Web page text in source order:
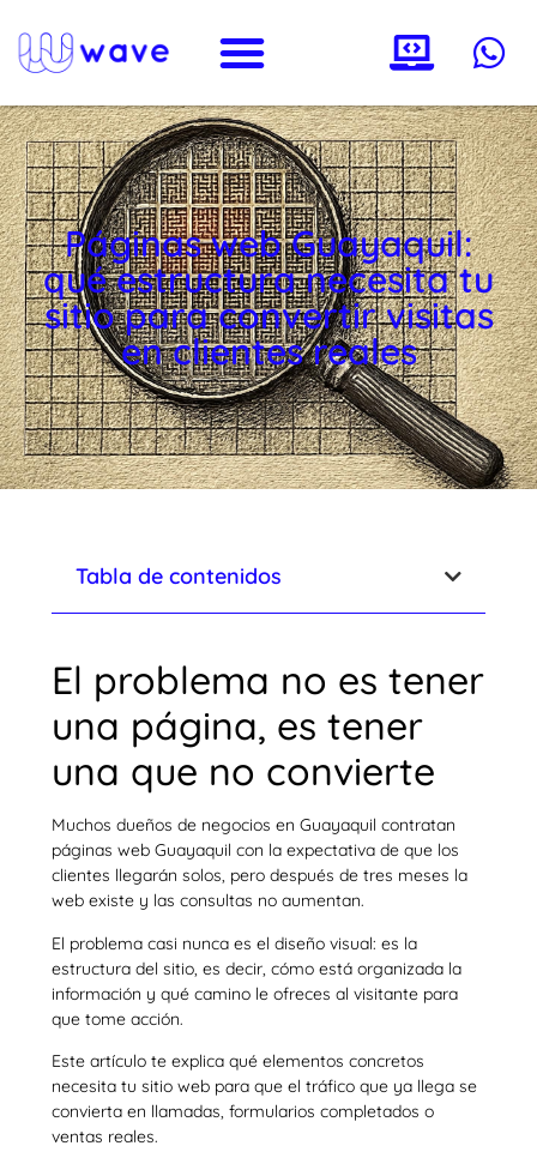
Páginas web Guayaquil:
qué estructura necesita tu
sitio para convertir visitas
en clientes reales
Tabla de contenidos
El problema no es tener
una página, es tener
una que no convierte
Muchos dueños de negocios en Guayaquil contratan
páginas web Guayaquil con la expectativa de que los
clientes llegarán solos, pero después de tres meses la
web existe y las consultas no aumentan.
El problema casi nunca es el diseño visual: es la
estructura del sitio, es decir, cómo está organizada la
información y qué camino le ofreces al visitante para
que tome acción.
Este artículo te explica qué elementos concretos
necesita tu sitio web para que el tráfico que ya llega se
convierta en llamadas, formularios completados o
ventas reales.